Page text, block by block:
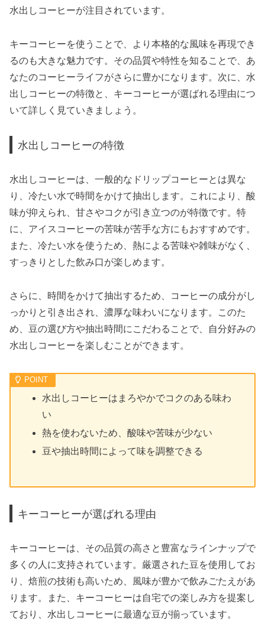
水出しコーヒーが注目されています。
キーコーヒーを使うことで、より本格的な風味を再現でき
るのも大きな魅力です。その品質や特性を知ることで、あ
なたのコーヒーライフがさらに豊かになります。次に、水
出しコーヒーの特徴と、キーコーヒーが選ばれる理由につ
いて詳しく見ていきましょう。
水出しコーヒーの特徴
水出しコーヒーは、一般的なドリップコーヒーとは異な
り、冷たい水で時間をかけて抽出します。これにより、酸
味が抑えられ、甘さやコクが引き立つのが特徴です。特
に、アイスコーヒーの苦味が苦手な方にもおすすめです。
また、冷たい水を使うため、熱による苦味や雑味がなく、
すっきりとした飲み口が楽しめます。
さらに、時間をかけて抽出するため、コーヒーの成分がし
っかりと引き出され、濃厚な味わいになります。このた
め、豆の選び方や抽出時間にこだわることで、自分好みの
水出しコーヒーを楽しむことができます。
水出しコーヒーはまろやかでコクのある味わ
い
熱を使わないため、酸味や苦味が少ない
豆や抽出時間によって味を調整できる
キーコーヒーが選ばれる理由
キーコーヒーは、その品質の高さと豊富なラインナップで
多くの人に支持されています。厳選された豆を使用してお
り、焙煎の技術も高いため、風味が豊かで飲みごたえがあ
ります。また、キーコーヒーは自宅での楽しみ方を提案し
ており、水出しコーヒーに最適な豆が揃っています。